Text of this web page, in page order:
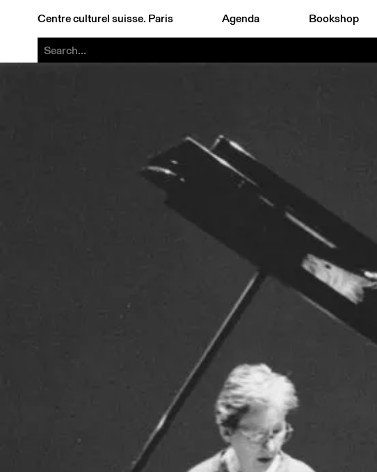
Centre culturel suisse. Paris Agenda Bookshop